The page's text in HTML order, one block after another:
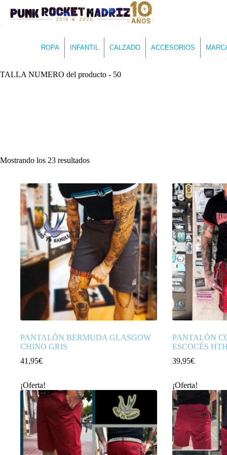
ROPA INFANTIL CALZADO ACCESORIOS
TALLA NUMERO del producto - 50
Mostrando los 23 resultadosOrdenado
últimos
PANTALÓN BERMUDA GLASGOW
CHINO GRIS
41,95€
PANTALÓN
ESCOCÉS HTH
39,95€
¡Oferta! ¡Oferta!